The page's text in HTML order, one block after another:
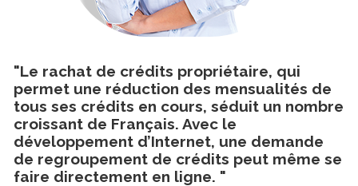
"Le rachat de crédits propriétaire, qui
permet une réduction des mensualités de
tous ses crédits en cours, séduit un nombre
croissant de Français. Avec le
développement d’Internet, une demande
de regroupement de crédits peut même se
faire directement en ligne. "